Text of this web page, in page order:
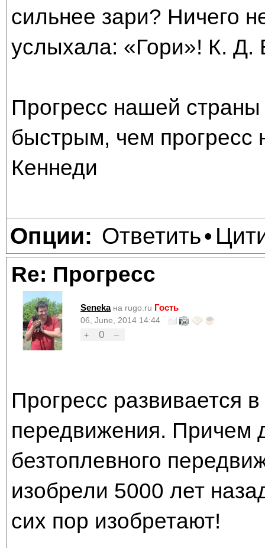
сильнее зари? Ничего
услыхала: «Гори»! К. Д.
Прогресс нашей
быстрым, чем прогресс
Кеннеди
Опции: Ответить•
Re: Прогресс
Seneka на rugo.ru Гость
06, June, 2014 14:44
+
0 –
Прогресс развивается
передвижения. Причем
безтоплевного
изобрели 5000 лет
сих пор изобретают!